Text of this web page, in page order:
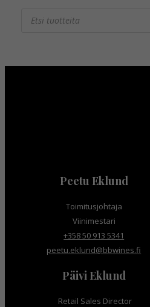
search
Peetu Eklund
Toimitusjohtaja
Viinimestari
+358 50 913 5341
peetu.eklund@bbwines.fi
Päivi Eklund
Retail Sales Director